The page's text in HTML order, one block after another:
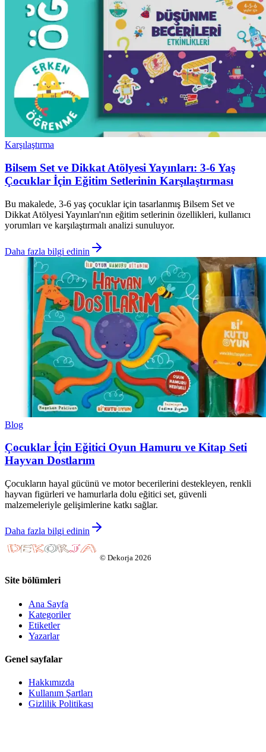
Karşılaştırma
Bilsem Set ve Dikkat Atölyesi Yayınları: 3-6 Yaş
Çocuklar İçin Eğitim Setlerinin Karşılaştırması
Bu makalede, 3-6 yaş çocuklar için tasarlanmış Bilsem Set ve
Dikkat Atölyesi Yayınları'nın eğitim setlerinin özellikleri, kullanıcı
yorumları ve karşılaştırmalı analizi sunuluyor.
Daha fazla bilgi edinin
Blog
Çocuklar İçin Eğitici Oyun Hamuru ve Kitap Seti
Hayvan Dostlarım
Çocukların hayal gücünü ve motor becerilerini destekleyen, renkli
hayvan figürleri ve hamurlarla dolu eğitici set, güvenli
malzemeleriyle gelişimlerine katkı sağlar.
Daha fazla bilgi edinin
© Dekorja 2026
Site bölümleri
Ana Sayfa
Kategoriler
Etiketler
Yazarlar
Genel sayfalar
Hakkımızda
Kullanım Şartları
Gizlilik Politikası